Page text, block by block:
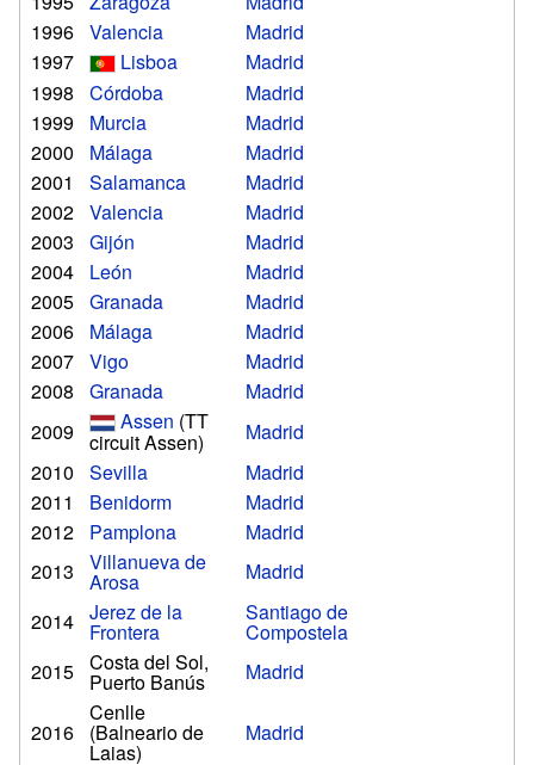
1996 Valencia
Madrid
1997
Lisboa
Madrid
1998
Córdoba
Madrid
1999
Murcia
Madrid
2000
Málaga
Madrid
2001
Salamanca
Madrid
2002 Valencia
Madrid
2003
Gijón
Madrid
2004
León
Madrid
2005 Granada
Madrid
2006
Málaga
Madrid
2007 Vigo
Madrid
2008
Granada
Madrid
2009
Assen (TT
circuit Assen)
Madrid
2010
Sevilla
Madrid
2011
Benidorm
Madrid
2012
Pamplona
Madrid
2013
Villanueva de
Arosa
Madrid
2014 Jerez de la
Frontera
Santiago de
Compostela
2015 Costa del Sol,
Puerto Banús Madrid
2016
Cenlle
(Balneario de
Laias)
Madrid